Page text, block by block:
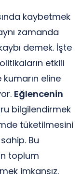
kaybetmek
zamanda
demek. İşte
etkili
eline
Eğlencenin
bilgilendirmek
tüketilmesini
Bu
toplum
imkansız.